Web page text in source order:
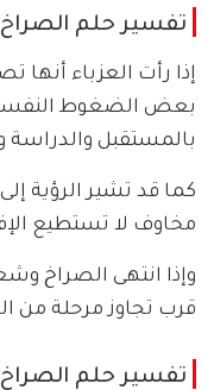
تفسير حلم الصراخ
إذا رأت العزباء
بعض الضغوط النفسية
بالمستقبل والدراسة
كما قد تشير الرؤية
مخاوف لا تستطيع
وإذا انتهى الصراخ
قرب تجاوز مرحلة من
تفسير حلم